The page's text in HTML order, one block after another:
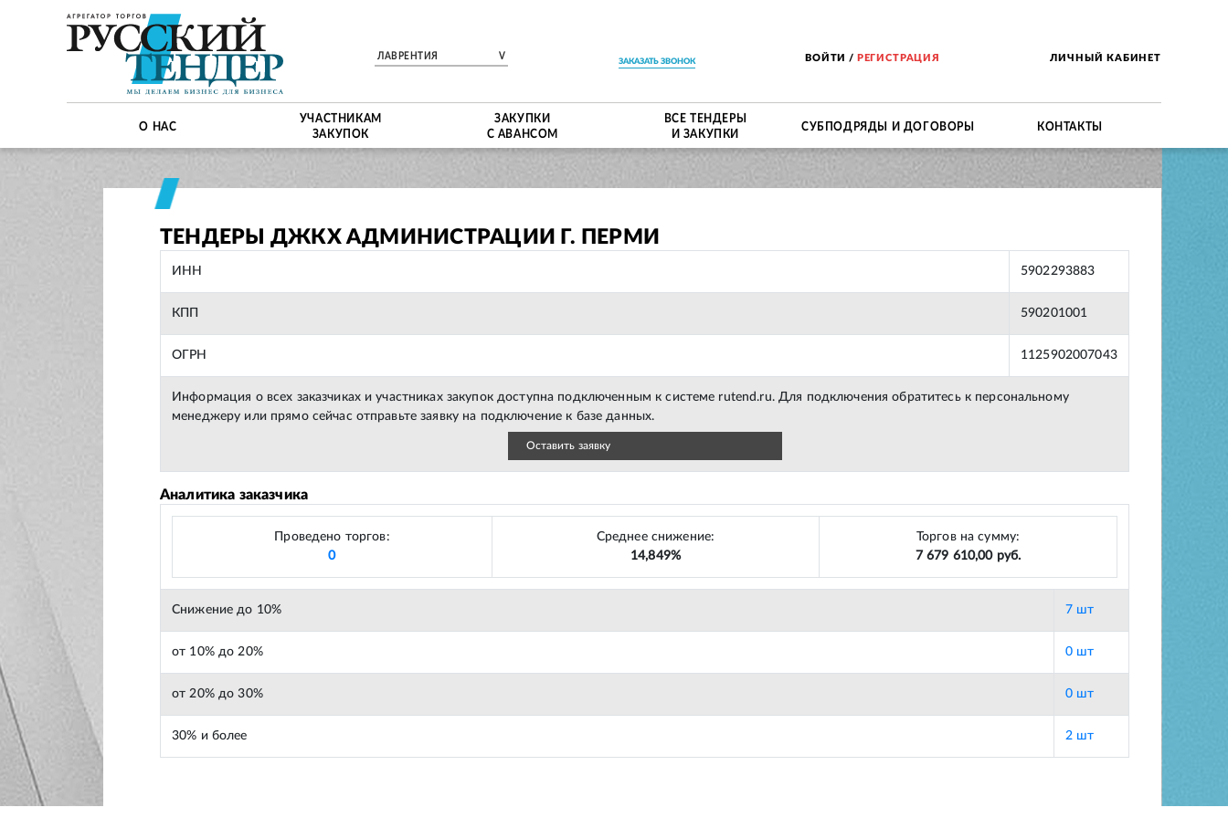
ЛАВРЕНТИЯ V ЗАКАЗАТЬ ЗВОНОК ВОЙТИ / РЕГИСТРАЦИЯ ЛИЧНЫЙ КАБИНЕТ
О НАС
УЧАСТНИКАМ
ЗАКУПОК
ЗАКУПКИ
С АВАНСОМ
ВСЕ ТЕНДЕРЫ
И ЗАКУПКИ
СУБПОДРЯДЫ И ДОГОВОРЫ КОНТАКТЫ
ТЕНДЕРЫ ДЖКХ АДМИНИСТРАЦИИ Г. ПЕРМИ
ИНН 5902293883
КПП 590201001
ОГРН 1125902007043
Информация о всех заказчиках и участниках закупок доступна подключенным к системе rutend.ru. Для подключения обратитесь к персональному
менеджеру или прямо сейчас отправьте заявку на подключение к базе данных.
Оставить заявку
Аналитика заказчика
Проведено торгов:
0
Среднее снижение:
14,849%
Торгов на сумму:
7 679 610,00 руб.
Снижение до 10% 7 шт
от 10% до 20% 0 шт
от 20% до 30% 0 шт
30% и более 2 шт